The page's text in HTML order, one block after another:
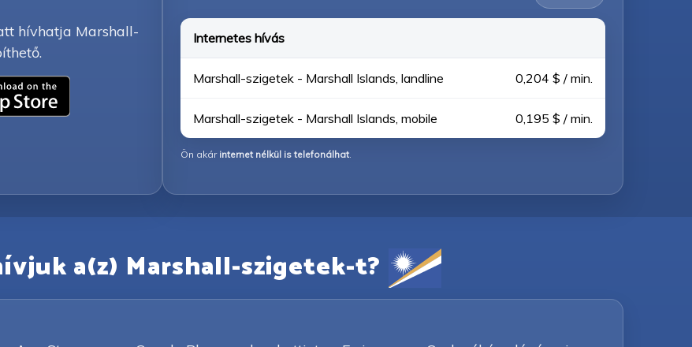
hívhatja Marshall-
Internetes hívás
Marshall-szigetek - Marshall Islands, landline 0,204 $ / min.
Marshall-szigetek - Marshall Islands, mobile 0,195 $ / min.
Ön akár internet nélkül is telefonálhat.
a(z) Marshall-szigetek-t?